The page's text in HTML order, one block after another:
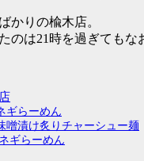
かりの楡木店。
のは21時を過ぎてもな
らーめん
漬け炙りチャーシュー麺
ギらーめん